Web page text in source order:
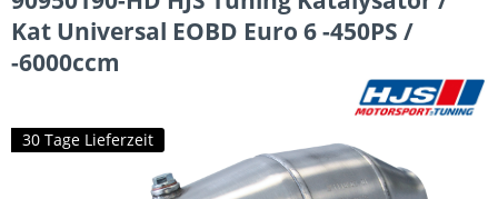
Kat Universal EOBD Euro 6 -450PS /
-6000ccm
30 Tage Lieferzeit